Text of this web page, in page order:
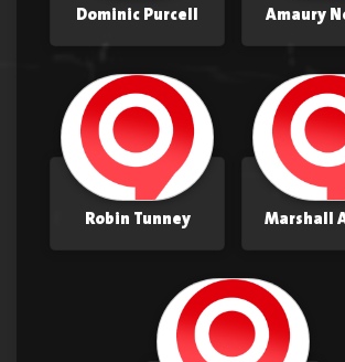
Amaury
Dominic Purcell
Marshall
Robin Tunney